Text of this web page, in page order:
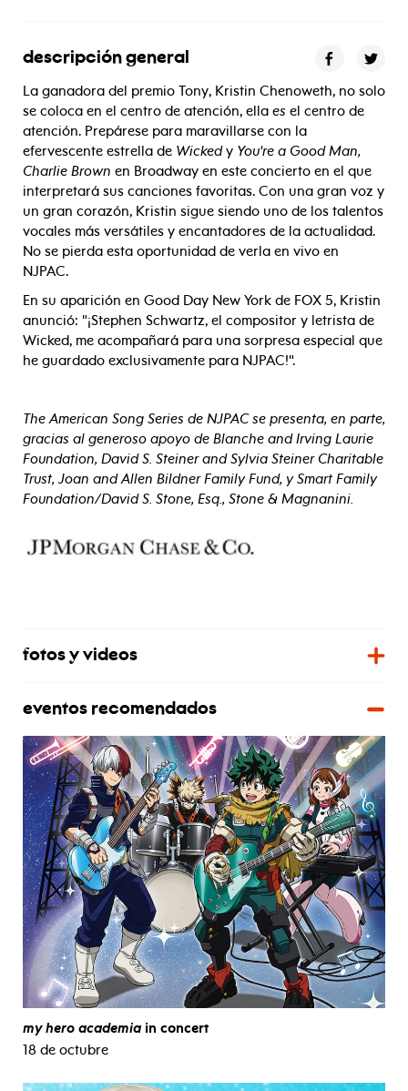
descripción general
La ganadora del premio Tony, Kristin Chenoweth, no solo
se coloca en el centro de atención, ella es el centro de
atención. Prepárese para maravillarse con la
efervescente estrella de Wickedy You're a Good Man,
Charlie Brown en Broadway en este concierto en el que
interpretará sus canciones favoritas. Con una gran voz y
un gran corazón, Kristin sigue siendo uno de los talentos
vocales más versátiles y encantadores de la actualidad.
No se pierda esta oportunidad de verla en vivo en
NJPAC.
En su aparición en Good Day New York de FOX 5, Kristin
anunció: "¡Stephen Schwartz, el compositor y letrista de
Wicked, me acompañará para una sorpresa especial que
he guardado exclusivamente para NJPAC!".
The American Song Series de NJPAC se presenta, en parte,
gracias al generoso apoyo de Blanche and Irving Laurie
Foundation, David S. Steiner and Sylvia Steiner Charitable
Trust, Joan and Allen Bildner Family Fund, y Smart Family
Foundation/David S. Stone, Esq., Stone & Magnanini.
fotos y videos
eventos recomendados
my hero academia in concert
18 de octubre